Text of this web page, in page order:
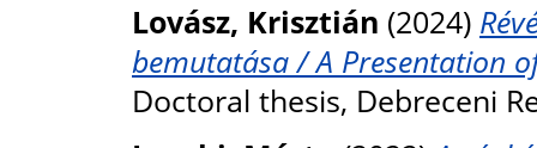
Lovász, Krisztián (2024)
bemutatása / A Presentation
Doctoral thesis, Debreceni